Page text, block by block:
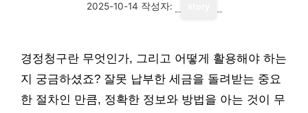
2025-10-14 작성자:
경정청구란 무엇인가, 그리고 어떻게 활용해야 하는
지 궁금하셨죠? 잘못 납부한 세금을 돌려받는 중요
한 절차인 만큼, 정확한 정보와 방법을 아는 것이 무